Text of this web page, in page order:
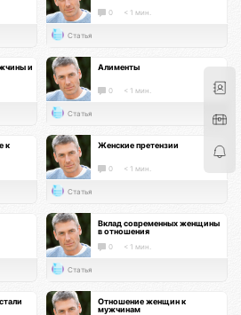
0 < 1 мин.
Статья
и
Алименты
0 < 1 мин.
Статья
к
Женские претензии
0 < 1 мин.
Статья
Вклад современных женщины
в отношения
0 < 1 мин.
Статья
Отношение женщин к
мужчинам